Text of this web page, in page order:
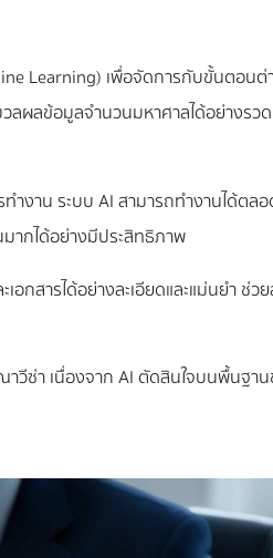
Learning) เพื่อจัดการกับขั้นตอนต่
ลข้อมูลจำนวนมหาศาลได้อย่างรวด
ำงาน ระบบ AI สามารถทำงานได้ตล
มากได้อย่างมีประสิทธิภาพ
ารได้อย่างละเอียดและแม่นยำ ช่ว
าวีซ่า เนื่องจาก AI ตัดสินใจบนพื้นฐ